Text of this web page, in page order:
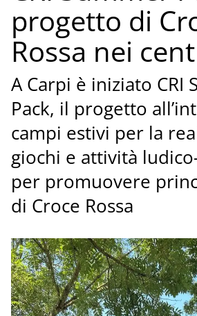
progetto di
Rossa nei
A Carpi è iniziato CRI
Pack, il progetto
campi estivi per la
giochi e attività
per promuovere
di Croce Rossa